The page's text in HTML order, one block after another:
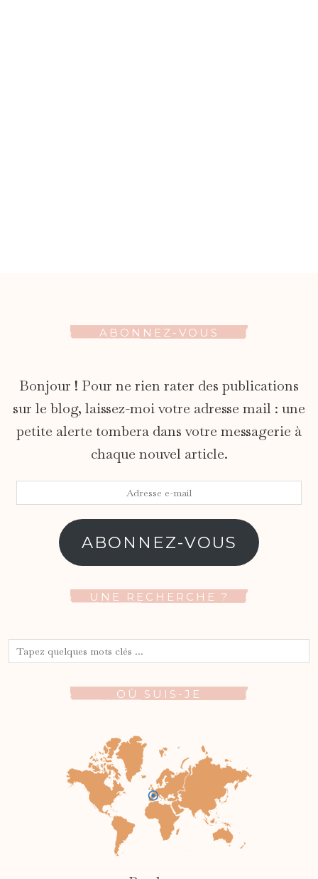
ABONNEZ-VOUS
Bonjour ! Pour ne rien rater des publications
sur le blog, laissez-moi votre adresse mail : une
petite alerte tombera dans votre messagerie à
chaque nouvel article.
ABONNEZ-VOUS
UNE RECHERCHE ?
OÙ SUIS-JE